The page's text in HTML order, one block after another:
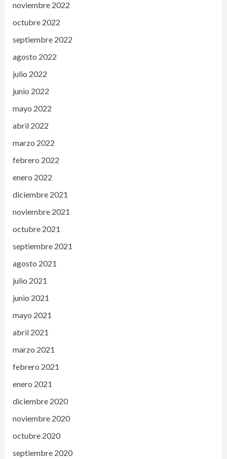
noviembre 2022
octubre 2022
septiembre 2022
agosto 2022
julio 2022
junio 2022
mayo 2022
abril 2022
marzo 2022
febrero 2022
enero 2022
diciembre 2021
noviembre 2021
octubre 2021
septiembre 2021
agosto 2021
julio 2021
junio 2021
mayo 2021
abril 2021
marzo 2021
febrero 2021
enero 2021
diciembre 2020
noviembre 2020
octubre 2020
septiembre 2020